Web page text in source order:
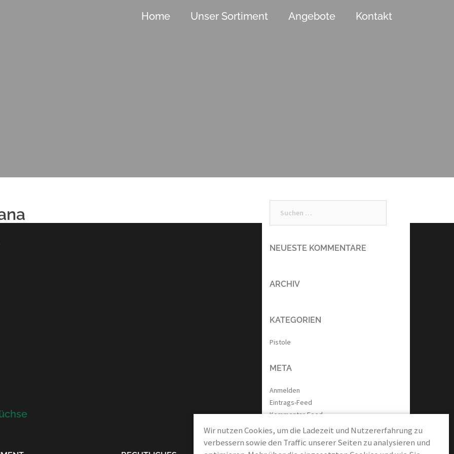
Home Unser Sortiment Angebote Kontakt
nach:
NEUESTE KOMMENTARE
ARCHIV
KATEGORIEN
Pistole
META
Anmelden
Eintrags-Feed
Kommentar-Feed
WordPress.org
Wir nutzen Cookies, um die Ladezeit und Nutzererfahrung zu
verbessern sowie den Traffic unserer Seiten zu analysieren und